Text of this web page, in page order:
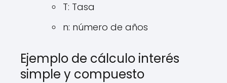
T: Tasa
n: número de años
Ejemplo de cálculo interés
simple y compuesto